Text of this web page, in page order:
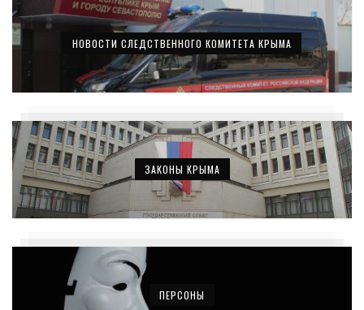
НОВОСТИ СЛЕДСТВЕННОГО КОМИТЕТА КРЫМА
ЗАКОНЫ КРЫМА
ПЕРСОНЫ